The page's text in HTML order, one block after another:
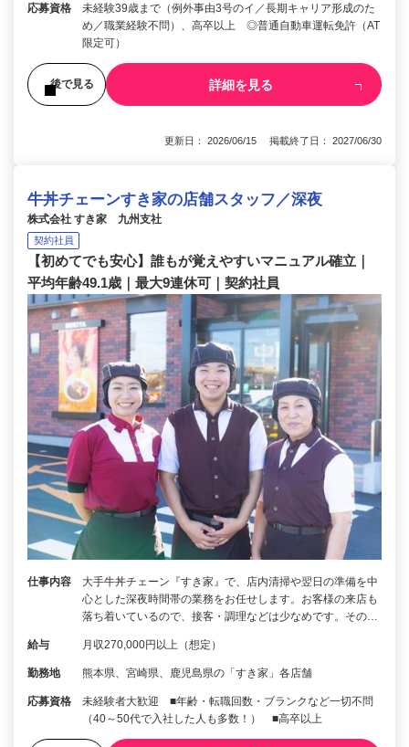
応募資格
未経験39歳まで（例外事由3号のイ／長期キャリア形成のた
め／職業経験不問）、高卒以上 ◎普通自動車運転免許（AT
限定可）
後で見る 詳細を見る
更新日： 2026/06/15 掲載終了日： 2027/06/30
牛丼チェーンすき家の店舗スタッフ／深夜
株式会社 すき家 九州支社
契約社員
【初めてでも安心】誰もが覚えやすいマニュアル確立｜
平均年齢49.1歳｜最大9連休可｜契約社員
仕事内容
大手牛丼チェーン『すき家』で、店内清掃や翌日の準備を中
心とした深夜時間帯の業務をお任せします。お客様の来店も
落ち着いているので、接客・調理などは少なめです。その…
給与 月収270,000円以上（想定）
勤務地 熊本県、宮崎県、鹿児島県の「すき家」各店舗
応募資格
未経験者大歓迎 ■年齢・転職回数・ブランクなど一切不問
（40～50代で入社した人も多数！） ■高卒以上